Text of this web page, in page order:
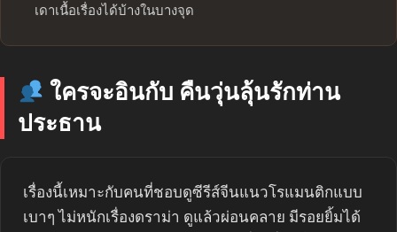
เดาเนื้อเรื่องได้บ้างในบางจุด
ใครจะอินกับ คืนวุ่นลุ้นรักท่าน
ประธาน
เรื่องนี้เหมาะกับคนที่ชอบดูซีรีส์จีนแนวโรแมนติกแบบ
เบาๆ ไม่หนักเรื่องดราม่า ดูแล้วผ่อนคลาย มีรอยยิ้มได้